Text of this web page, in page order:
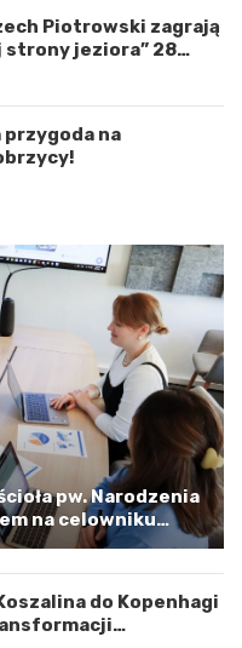
Piotrowski zagrają
strony jeziora” 28
na
pw. Narodzenia
na celowniku
wejście
do Kopenhagi